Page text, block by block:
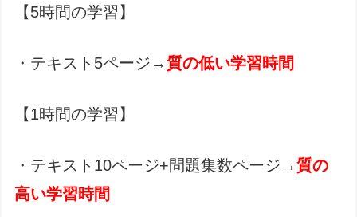
【5時間の学習】
・テキスト5ページ→質の低い学習時間
【1時間の学習】
・テキスト10ページ+問題集数ページ→質の
高い学習時間